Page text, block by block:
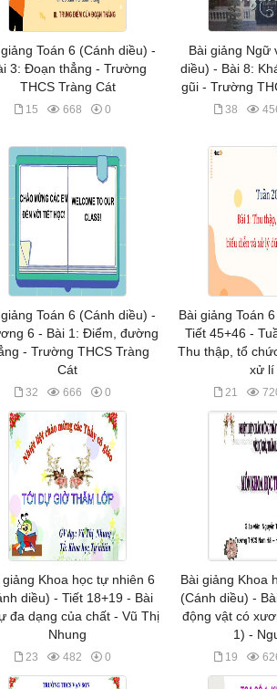
Toán 6 (Cánh diều) -
3: Đoạn thẳng - Trường
THCS Tràng Cát
15 668 0
Bài giảng Ngữ
diều) - Bài 8:
gũi - Trường
38
Toán 6 (Cánh diều) -
6 - Bài 1: Điểm, đường
- Trường THCS Tràng
Cát
32 666 0
Bài giảng Toán
Tiết 45+46 -
Thu thập, tổ
xử lí
21
giảng Khoa học tự nhiên 6
diều) - Tiết 18+19 - Bài
đa dạng của chất - Vũ Thị
Nhung
23 482 0
Bài giảng Khoa
(Cánh diều) -
động vật có
1) -
19